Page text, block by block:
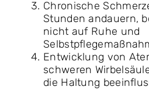
Chronische
Stunden andauern,
nicht auf Ruhe und
Entwicklung von
schweren
die Haltung